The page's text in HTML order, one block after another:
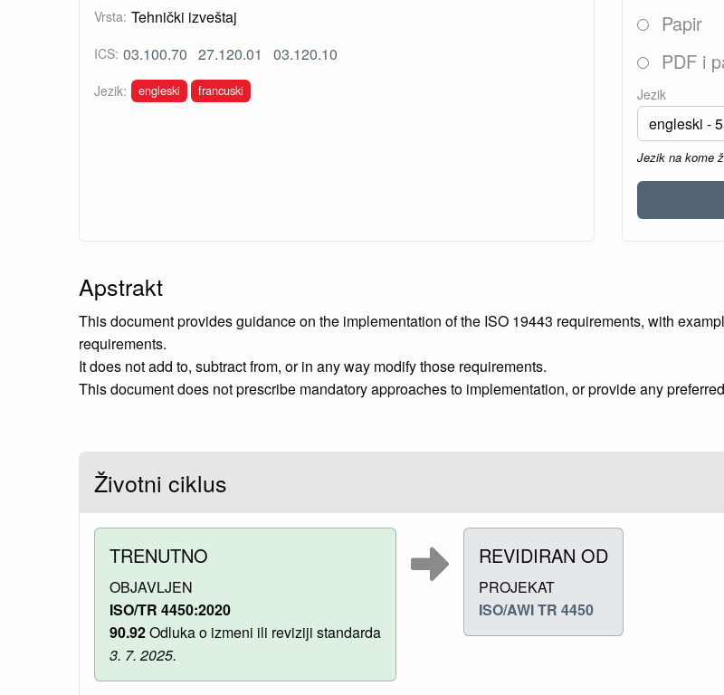
Vrsta: Tehnički izveštaj
ICS: 03.100.70 27.120.01 03.120.10
Jezik: engleski francuski
Papir
PDF i
Jezik
Jezik na kome
Apstrakt
This document provides guidance on the implementation of the ISO 19443 requirements, with
requirements.
It does not add to, subtract from, or in any way modify those requirements.
This document does not prescribe mandatory approaches to implementation, or provide any
Životni ciklus
TRENUTNO
OBJAVLJEN
ISO/TR 4450:2020
90.92Odluka o izmeni ili reviziji standarda
3. 7. 2025.
REVIDIRAN OD
PROJEKAT
ISO/AWI TR 4450